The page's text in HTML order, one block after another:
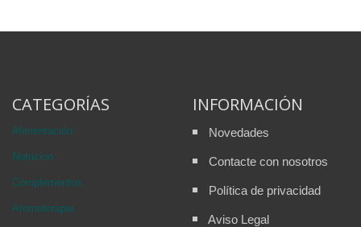
CATEGORÍAS
Alimentación
Nutricion
Complementos
Aromaterapia
INFORMACIÓN
Novedades
Contacte con nosotros
Política de privacidad
Aviso Legal